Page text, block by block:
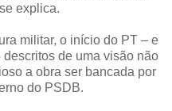
explica.
militar, o início do PT – e
de uma visão não
a obra ser bancada por
do PSDB.